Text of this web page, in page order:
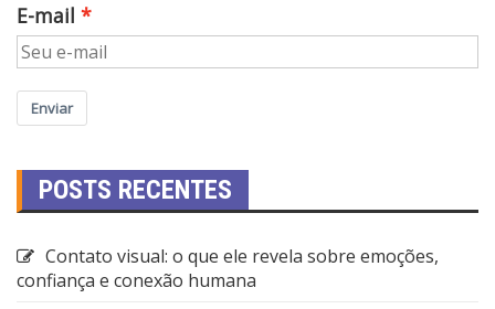
E-mail
Enviar
POSTS RECENTES
Contato visual: o que ele revela sobre emoções,
confiança e conexão humana